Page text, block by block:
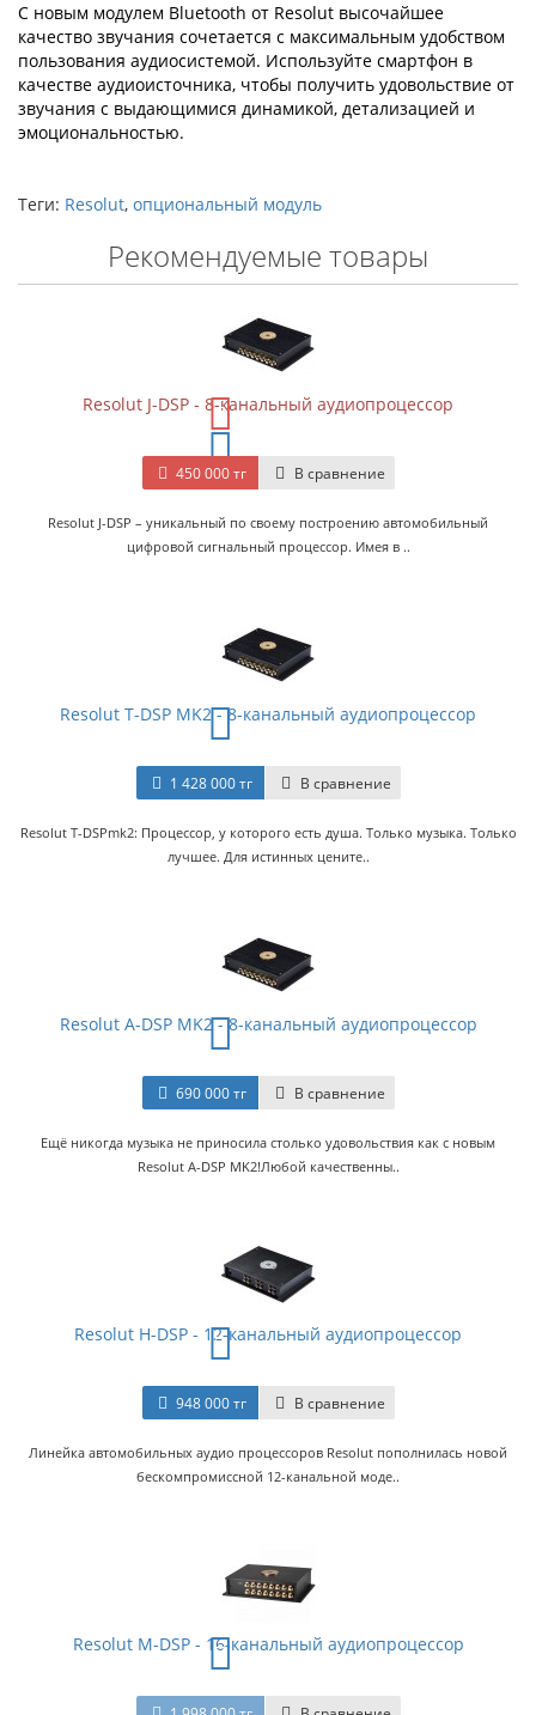
С новым модулем Bluetooth от Resolut высочайшее
качество звучания сочетается с максимальным удобством
пользования аудиосистемой. Используйте смартфон в
качестве аудиоисточника, чтобы получить удовольствие от
звучания с выдающимися динамикой, детализацией и
эмоциональностью.
Теги: Resolut, oпциональный модуль
Рекомендуемые товары
Resolut J-DSP - 8-канальный аудиопроцессор
450 000 тг В сравнение
Resolut J-DSP – уникальный по своему построению автомобильный
цифровой сигнальный процессор. Имея в ..
Resolut T-DSP MK2 - 8-канальный аудиопроцессор
1 428 000 тг В сравнение
Resolut T-DSPmk2: Процессор, у которого есть душа. Только музыка. Только
лучшее. Для истинных цените..
Resolut A-DSP MK2 - 8-канальный аудиопроцессор
690 000 тг В сравнение
Ещё никогда музыка не приносила столько удовольствия как с новым
Resolut A-DSP MK2!Любой качественны..
Resolut H-DSP - 12-канальный аудиопроцессор
948 000 тг В сравнение
Линейка автомобильных аудио процессоров Resolut пополнилась новой
бескомпромиссной 12-канальной моде..
Resolut M-DSP - 16-канальный аудиопроцессор